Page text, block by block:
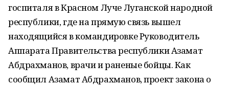
госпиталя в Красном Луче Луганской народной
республики, где на прямую связь вышел
находящийся в командировке Руководитель
Аппарата Правительства республики Азамат
Абдрахманов, врачи и раненые бойцы. Как
сообщил Азамат Абдрахманов, проект закона о